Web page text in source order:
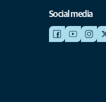
Social media